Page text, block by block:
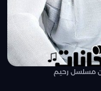
مسلسل رحيم